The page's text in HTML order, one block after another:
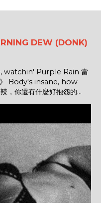
DEW (DONK)
watchin' Purple Rain 當
》 Body's insane, how
你還有什麼好抱怨的...